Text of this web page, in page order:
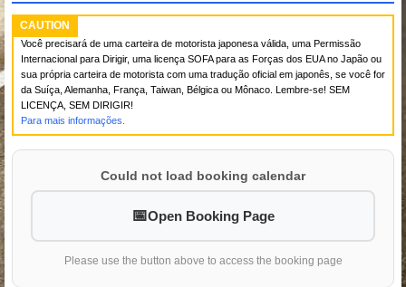
CAUTION
Você precisará de uma carteira de motorista japonesa válida, uma Permissão
Internacional para Dirigir, uma licença SOFA para as Forças dos EUA no Japão ou
sua própria carteira de motorista com uma tradução oficial em japonês, se você for
da Suíça, Alemanha, França, Taiwan, Bélgica ou Mônaco. Lembre-se! SEM
LICENÇA, SEM DIRIGIR!
Para mais informações.
Could not load booking calendar
Open Booking Page
Please use the button above to access the booking page